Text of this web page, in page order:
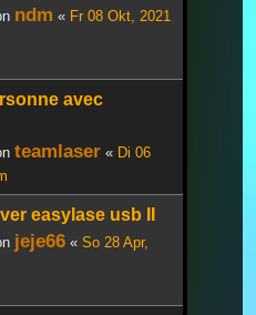
ndm « Fr 08 Okt, 2021
avec
teamlaser « Di 06
easylase usb II
jeje66 « So 28 Apr,